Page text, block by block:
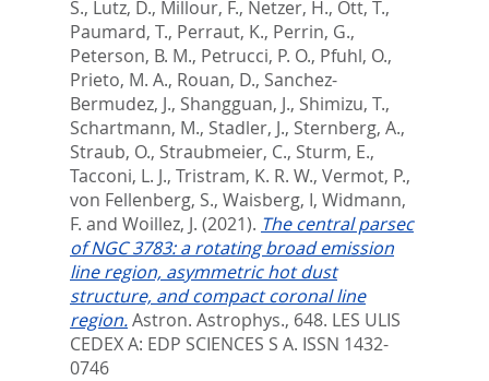
S., Lutz, D., Millour, F., Netzer, H., Ott, T.,
Paumard, T., Perraut, K., Perrin, G.,
Peterson, B. M., Petrucci, P. O., Pfuhl, O.,
Prieto, M. A., Rouan, D., Sanchez-
Bermudez, J., Shangguan, J., Shimizu, T.,
Schartmann, M., Stadler, J., Sternberg, A.,
Straub, O., Straubmeier, C., Sturm, E.,
Tacconi, L. J., Tristram, K. R. W., Vermot, P.,
von Fellenberg, S., Waisberg, I, Widmann,
F. and Woillez, J. (2021). The central parsec
of NGC 3783: a rotating broad emission
line region, asymmetric hot dust
structure, and compact coronal line
region.Astron. Astrophys., 648. LES ULIS
CEDEX A: EDP SCIENCES S A. ISSN 1432-
0746